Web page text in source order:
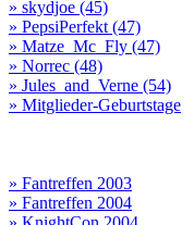
» skydjoe (45)
» PepsiPerfekt (47)
» Matze_Mc_Fly (47)
» Norrec (48)
» Jules_and_Verne (54)
» Mitglieder-Geburtstage
» Fantreffen 2003
» Fantreffen 2004